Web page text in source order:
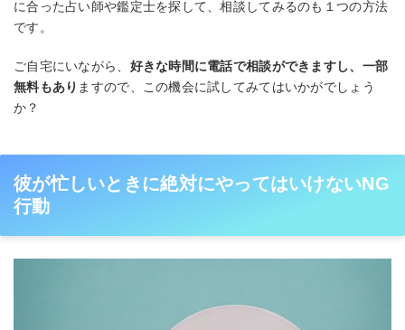
に合った占い師や鑑定士を探して、相談してみるのも１つの方法
です。
ご自宅にいながら、 好きな時間に電話で相談ができますし、一部
無料もあり ますので、この機会に試してみてはいかがでしょう
か？
彼が忙しいときに絶対にやってはいけないNG
行動